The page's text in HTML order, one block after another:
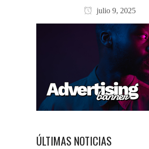
julio 9, 2025
ÚLTIMAS NOTICIAS